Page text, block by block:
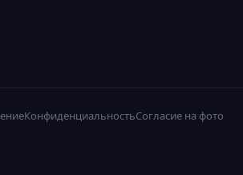
КонфиденциальностьСогласие на фото